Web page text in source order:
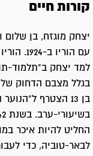
קורות חיים
עם
למד יצחק ב"תלמוד-
בגלל מצבם הדחוק של
בן 13 הצטרף
בשיעורי-ערב. בשנת 1942 התגייס כנוטר ושמר בשרונה, וילהלמה.
החליט להיות איכר